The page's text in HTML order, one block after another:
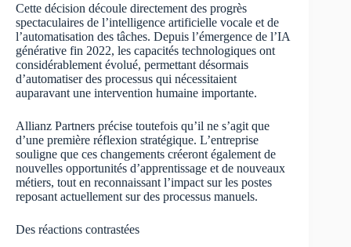
Cette décision découle directement des progrès
spectaculaires de l’intelligence artificielle vocale et de
l’automatisation des tâches. Depuis l’émergence de l’IA
générative fin 2022, les capacités technologiques ont
considérablement évolué, permettant désormais
d’automatiser des processus qui nécessitaient
auparavant une intervention humaine importante.
Allianz Partners précise toutefois qu’il ne s’agit que
d’une première réflexion stratégique. L’entreprise
souligne que ces changements créeront également de
nouvelles opportunités d’apprentissage et de nouveaux
métiers, tout en reconnaissant l’impact sur les postes
reposant actuellement sur des processus manuels.
Des réactions contrastées